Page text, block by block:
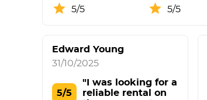
5/5
5/5
Edward Young
31/10/2025
5/5
"I was looking for a
reliable rental on